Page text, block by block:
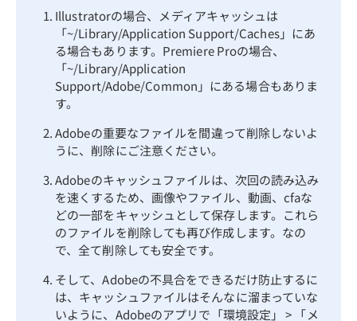
Illustratorの場合、メディアキャッシュは
「~/Library/Application Support/Caches」にあ
る場合もあります。Premiere Proの場合、
「~/Library/Application
Support/Adobe/Common」にある場合もありま
す。
Adobeの重要なファイルを間違って削除しないよ
うに、削除にご注意ください。
Adobeのキャッシュファイルは、次回の読み込み
を速くするため、画像やファイル、動画、cfaな
どの一部をキャッシュとして保存します。これら
のファイルを削除しても再び作成します。なの
で、全て削除しても安全です。
そして、Adobeの不具合をできるだけ防止するに
は、キャッシュファイルはそんなに溜まっていな
いように、Adobeのアプリで「環境設定」 > 「メ